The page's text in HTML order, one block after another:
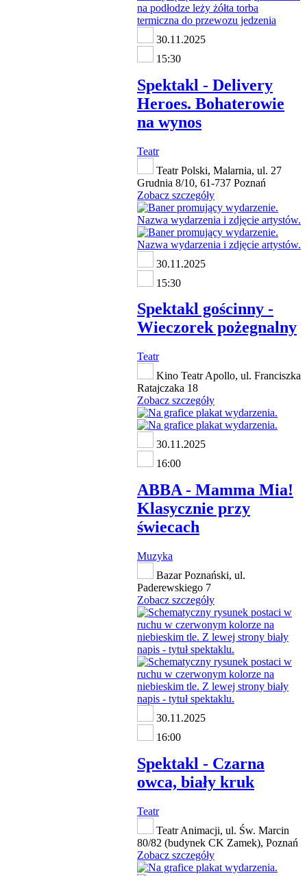
30.11.2025
15:30
Spektakl - Delivery
Heroes. Bohaterowie
na wynos
Teatr
Teatr Polski, Malarnia, ul. 27
Grudnia 8/10, 61-737 Poznań
Zobacz szczegóły
30.11.2025
15:30
Spektakl gościnny -
Wieczorek pożegnalny
Teatr
Kino Teatr Apollo, ul. Franciszka
Ratajczaka 18
Zobacz szczegóły
30.11.2025
16:00
ABBA - Mamma Mia!
Klasycznie przy
świecach
Muzyka
Bazar Poznański, ul.
Paderewskiego 7
Zobacz szczegóły
30.11.2025
16:00
Spektakl - Czarna
owca, biały kruk
Teatr
Teatr Animacji, ul. Św. Marcin
80/82 (budynek CK Zamek), Poznań
Zobacz szczegóły